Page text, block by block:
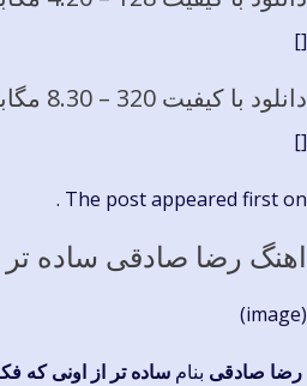
[]
دانلود با کیفیت 320 – 8.30 مگابایت
[]
The post appeared first on .
اهنگ رضا صادقی ساده تر
(image)
رضا صادقی بنام ساده تر از اونی که